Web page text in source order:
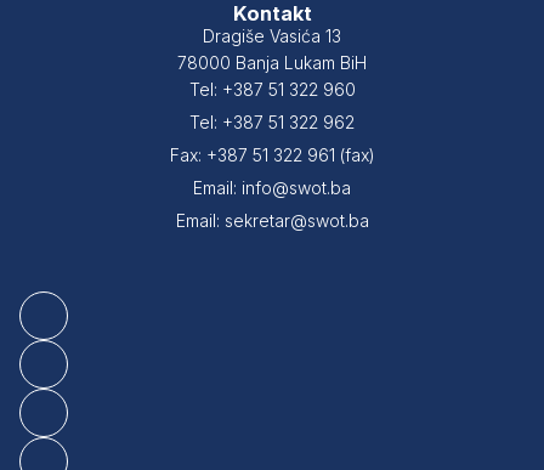
Kontakt
Dragiše Vasića 13
78000 Banja Lukam BiH
Tel: +387 51 322 960
Tel: +387 51 322 962
Fax: +387 51 322 961 (fax)
Email: info@swot.ba
Email: sekretar@swot.ba